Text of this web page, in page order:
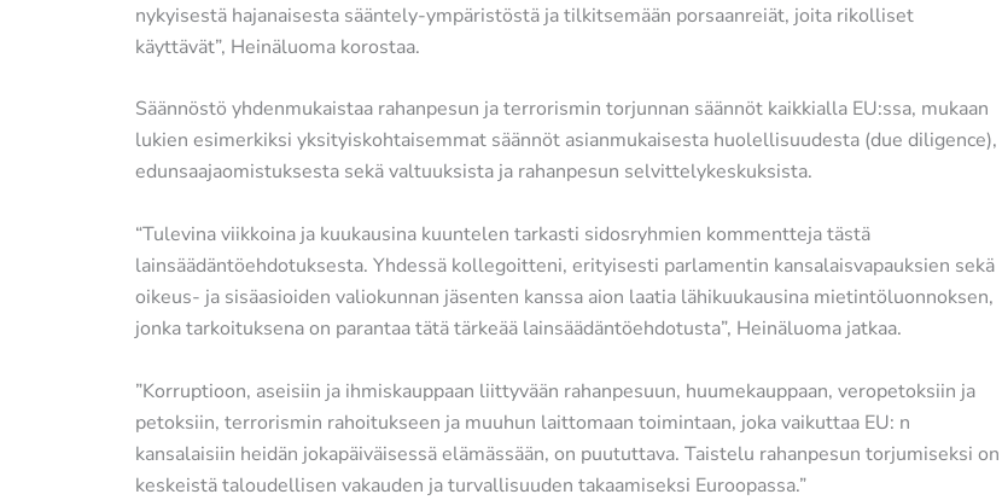
nykyisestä hajanaisesta sääntely-ympäristöstä ja tilkitsemään porsaanreiät, joita rikolliset
käyttävät”, Heinäluoma korostaa.
Säännöstö yhdenmukaistaa rahanpesun ja terrorismin torjunnan säännöt kaikkialla EU:ssa, mukaan
lukien esimerkiksi yksityiskohtaisemmat säännöt asianmukaisesta huolellisuudesta (due diligence),
edunsaajaomistuksesta sekä valtuuksista ja rahanpesun selvittelykeskuksista.
“Tulevina viikkoina ja kuukausina kuuntelen tarkasti sidosryhmien kommentteja tästä
lainsäädäntöehdotuksesta. Yhdessä kollegoitteni, erityisesti parlamentin kansalaisvapauksien sekä
oikeus- ja sisäasioiden valiokunnan jäsenten kanssa aion laatia lähikuukausina mietintöluonnoksen,
jonka tarkoituksena on parantaa tätä tärkeää lainsäädäntöehdotusta”, Heinäluoma jatkaa.
”Korruptioon, aseisiin ja ihmiskauppaan liittyvään rahanpesuun, huumekauppaan, veropetoksiin ja
petoksiin, terrorismin rahoitukseen ja muuhun laittomaan toimintaan, joka vaikuttaa EU: n
kansalaisiin heidän jokapäiväisessä elämässään, on puututtava. Taistelu rahanpesun torjumiseksi on
keskeistä taloudellisen vakauden ja turvallisuuden takaamiseksi Euroopassa.”